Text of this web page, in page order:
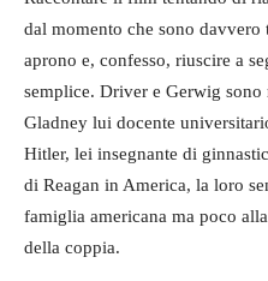
dal momento che sono davvero
aprono e, confesso, riuscire a
semplice. Driver e Gerwig sono
Gladney lui docente
Hitler, lei insegnante di
di Reagan in America, la loro
famiglia americana ma poco
della coppia.